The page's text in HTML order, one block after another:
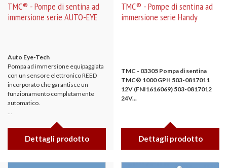
TMC® - Pompe di sentina ad
immersione serie AUTO-EYE
Auto Eye-Tech
Pompa ad immersione equipaggiata
con un sensore elettronico REED
incorporato che garantisce un
funzionamento completamente
automatico.
...
Dettagli prodotto
TMC® - Pompe di sentina ad
immersione serie Handy
TMC - 03305 Pompa di sentina
TMC® 1000 GPH 503-0817011
12V (FNI1616069) 503-0817012
24V...
Dettagli prodotto